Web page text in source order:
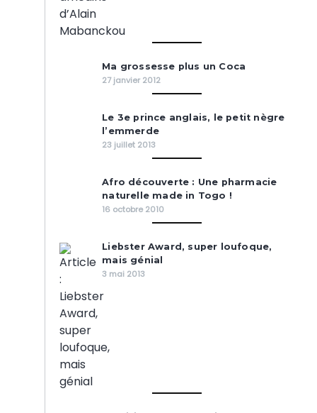
Ma grossesse plus un Coca
27 janvier 2012
Le 3e prince anglais, le petit nègre
l’emmerde
23 juillet 2013
Afro découverte : Une pharmacie
naturelle made in Togo !
16 octobre 2010
Liebster Award, super loufoque,
mais génial
3 mai 2013